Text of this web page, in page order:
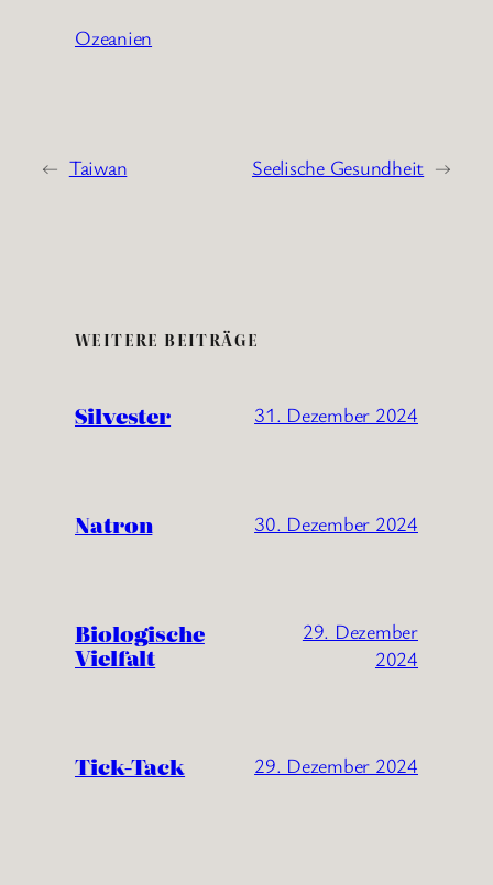
Ozeanien
← Taiwan Seelische Gesundheit →
WEITERE BEITRÄGE
Silvester 31. Dezember 2024
Natron 30. Dezember 2024
Biologische
Vielfalt
29. Dezember
2024
Tick-Tack 29. Dezember 2024